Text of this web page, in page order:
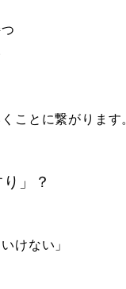
ことに繋がります
」？
けない」